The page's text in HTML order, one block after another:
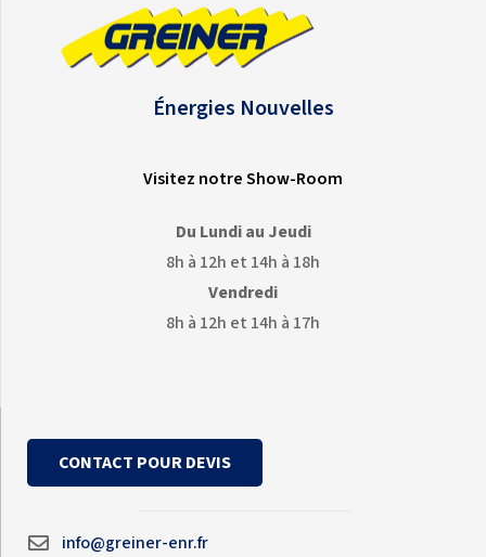
Énergies Nouvelles
Visitez notre Show-Room
Du Lundi au Jeudi
8h à 12h et 14h à 18h
Vendredi
8h à 12h et 14h à 17h
CONTACT POUR DEVIS
info@greiner-enr.fr